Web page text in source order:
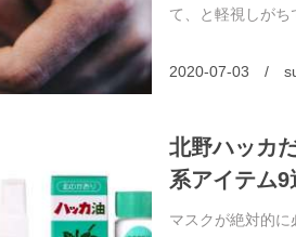
て、と軽視しが
2020-07-03 /
北野ハッカ
系アイテム9
マスクが絶対的